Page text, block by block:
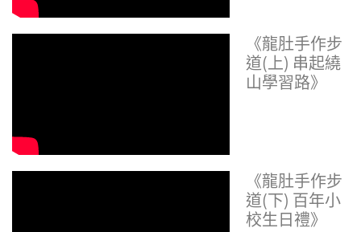
《龍肚手作步
道(上) 串起繞
山學習路》
《龍肚手作步
道(下) 百年小
校生日禮》